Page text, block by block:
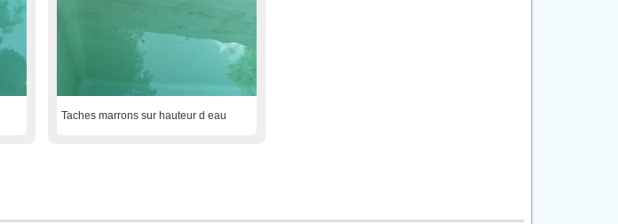
Taches marrons sur hauteur d eau